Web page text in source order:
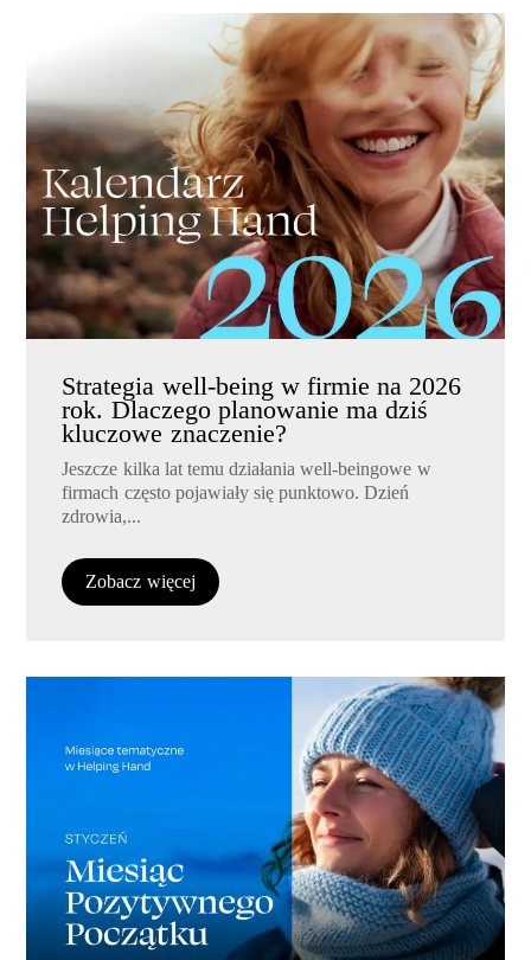
Strategia well-being w firmie na 2026
rok. Dlaczego planowanie ma dziś
kluczowe znaczenie?
Jeszcze kilka lat temu działania well-beingowe w
firmach często pojawiały się punktowo. Dzień
zdrowia,...
Zobacz więcej